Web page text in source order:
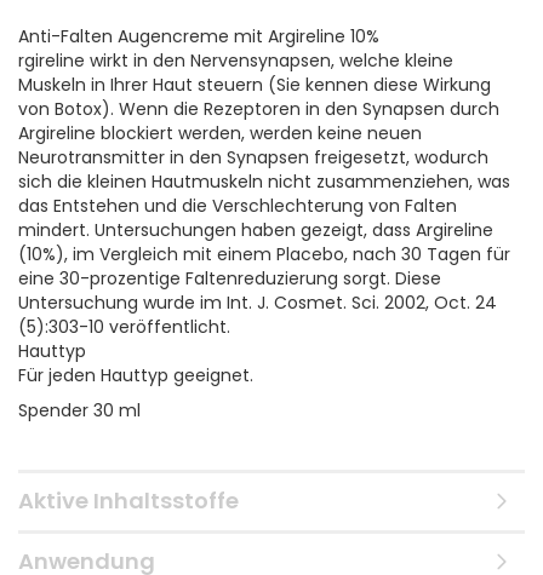
Anti-Falten Augencreme mit Argireline 10%
rgireline wirkt in den Nervensynapsen, welche kleine
Muskeln in Ihrer Haut steuern (Sie kennen diese Wirkung
von Botox). Wenn die Rezeptoren in den Synapsen durch
Argireline blockiert werden, werden keine neuen
Neurotransmitter in den Synapsen freigesetzt, wodurch
sich die kleinen Hautmuskeln nicht zusammenziehen, was
das Entstehen und die Verschlechterung von Falten
mindert. Untersuchungen haben gezeigt, dass Argireline
(10%), im Vergleich mit einem Placebo, nach 30 Tagen für
eine 30-prozentige Faltenreduzierung sorgt. Diese
Untersuchung wurde im Int. J. Cosmet. Sci. 2002, Oct. 24
(5):303-10 veröffentlicht.
Hauttyp
Für jeden Hauttyp geeignet.
Spender 30 ml
Aktive Inhaltsstoffe
Anwendung